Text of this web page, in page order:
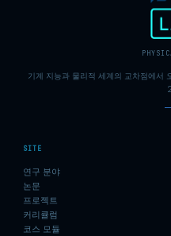
SITE
연구 분야
논문
프로젝트
커리큘럼
코스 모듈
기계 지능과 물리적 세계의 교차점에서